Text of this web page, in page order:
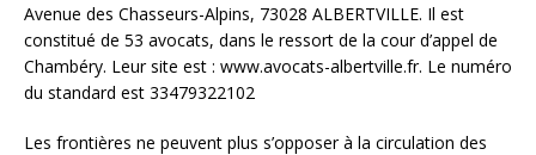
Avenue des Chasseurs-Alpins, 73028 ALBERTVILLE. Il est
constitué de 53 avocats, dans le ressort de la cour d’appel de
Chambéry. Leur site est : www.avocats-albertville.fr. Le numéro
du standard est 33479322102
Les frontières ne peuvent plus s’opposer à la circulation des